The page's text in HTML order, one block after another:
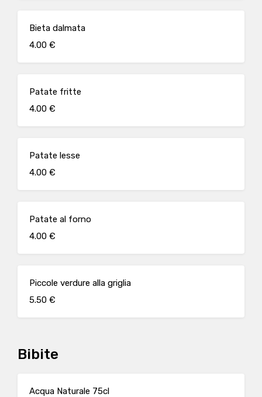
Bieta dalmata
4.00 €
Patate fritte
4.00 €
Patate lesse
4.00 €
Patate al forno
4.00 €
Piccole verdure alla griglia
5.50 €
Bibite
Acqua Naturale 75cl